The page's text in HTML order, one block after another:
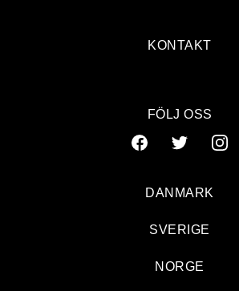
KONTAKT
FÖLJ OSS
DANMARK
SVERIGE
NORGE